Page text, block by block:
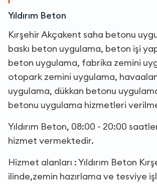
Yıldırım Beton
Kırşehir Akçakent saha betonu
baskı beton uygulama, beton işi
beton uygulama, fabrika zemini
otopark zemini uygulama,
uygulama, dükkan betonu
betonu uygulama hizmetleri
Yıldırım Beton, 08:00 - 20:00
hizmet vermektedir.
Hizmet alanları : Yıldırım Beton
ilinde,zemin hazırlama ve tesviye